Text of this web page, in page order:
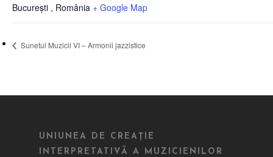
București , România + Google Map
Sunetul Muzicii VI – Armonii jazzistice
UNIUNEA DE CREAȚIE
INTERPRETATIVĂ A MUZICIENILOR